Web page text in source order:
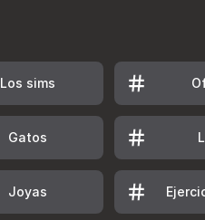
Los sims
Gatos
Joyas